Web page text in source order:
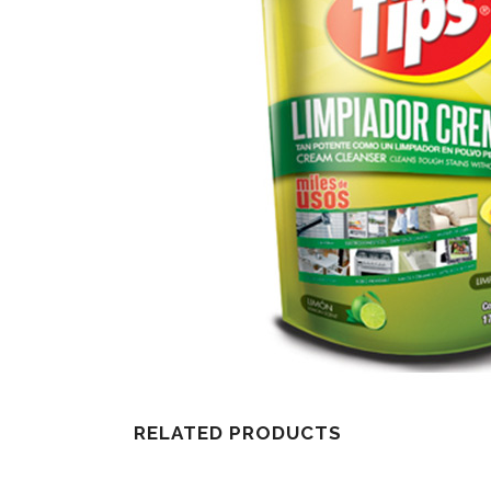
RELATED PRODUCTS